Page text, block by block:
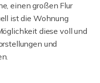
einen großen Flur
ist die Wohnung
diese voll und
und